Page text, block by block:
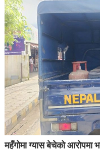
महँगोमा ग्यास बेचेको